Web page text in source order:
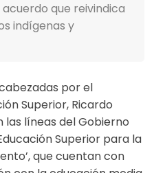
que reivindica
indígenas y
por el
Superior, Ricardo
las líneas del Gobierno
Superior para la
que cuentan con